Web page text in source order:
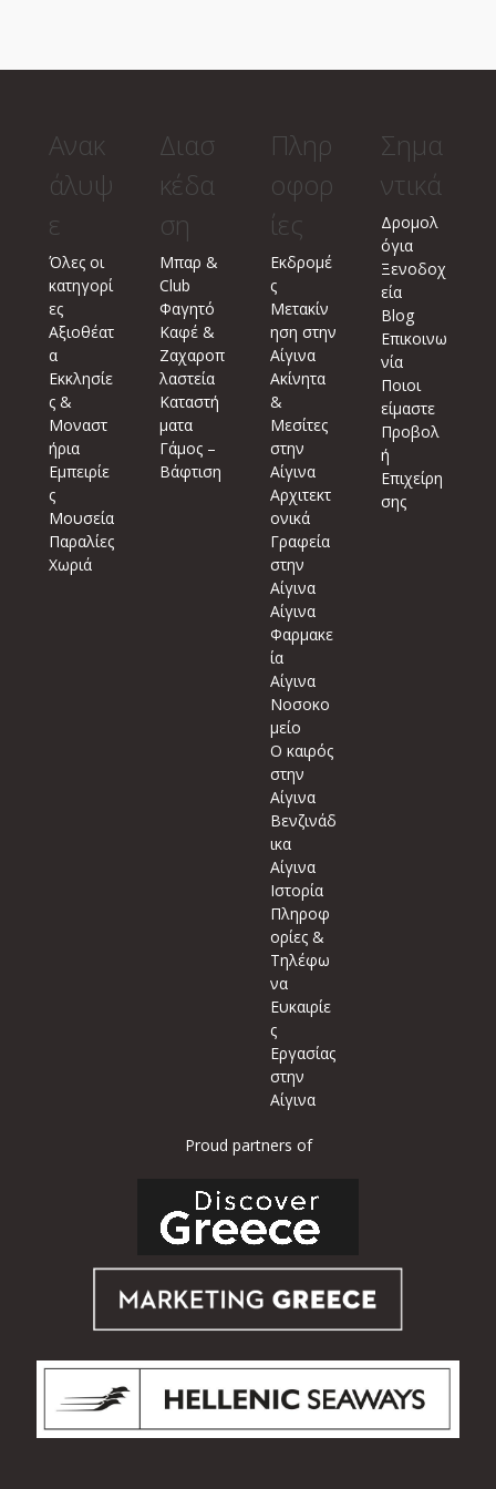
Ανακ
άλυψ
ε
Όλες οι
κατηγορί
ες
Αξιοθέατ
α
Εκκλησίε
ς &
Μοναστ
ήρια
Εμπειρίε
ς
Μουσεία
Παραλίες
Χωριά
Διασ
κέδα
ση
Μπαρ &
Club
Φαγητό
Καφέ &
Ζαχαροπ
λαστεία
Καταστή
ματα
Γάμος –
Βάφτιση
Πληρ
οφορ
ίες
Εκδρομέ
ς
Μετακίν
ηση στην
Αίγινα
Ακίνητα
&
Μεσίτες
στην
Αίγινα
Αρχιτεκτ
ονικά
Γραφεία
στην
Αίγινα
Αίγινα
Φαρμακε
ία
Αίγινα
Νοσοκο
μείο
Ο καιρός
στην
Αίγινα
Βενζινάδ
ικα
Αίγινα
Ιστορία
Πληροφ
ορίες &
Τηλέφω
να
Ευκαιρίε
ς
Εργασίας
στην
Αίγινα
Σημα
ντικά
Δρομολ
όγια
Ξενοδοχ
εία
Blog
Επικοινω
νία
Ποιοι
είμαστε
Προβολ
ή
Επιχείρη
σης
Proud partners of